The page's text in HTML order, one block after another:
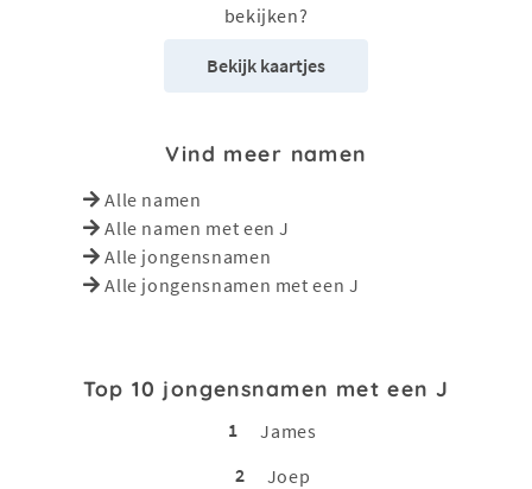
bekijken?
Bekijk kaartjes
Vind meer namen
Alle namen
Alle namen met een J
Alle jongensnamen
Alle jongensnamen met een J
Top 10 jongensnamen met een J
1
James
2
Joep